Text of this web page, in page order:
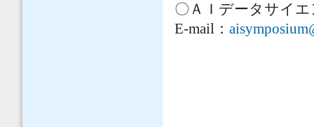
〇ＡＩデータサイ
E-mail：